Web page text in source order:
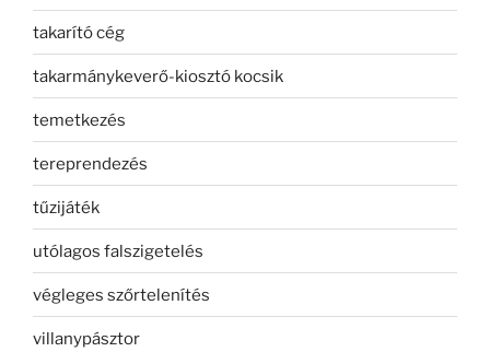
takarító cég
takarmánykeverő-kiosztó kocsik
temetkezés
tereprendezés
tűzijáték
utólagos falszigetelés
végleges szőrtelenítés
villanypásztor